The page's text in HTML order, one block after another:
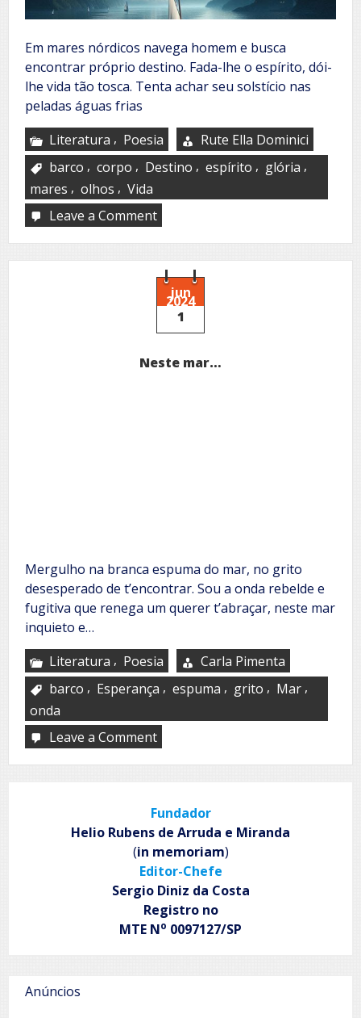
Em mares nórdicos navega homem e busca
encontrar próprio destino. Fada-lhe o espírito, dói-
lhe vida tão tosca. Tenta achar seu solstício nas
peladas águas frias
Literatura , Poesia
Rute Ella Dominici
barco , corpo , Destino , espírito , glória ,
mares , olhos , Vida
Leave a Commenton
nórdica
do
amor
jun
2024
1
Neste mar…
Mergulho na branca espuma do mar, no grito
desesperado de t’encontrar. Sou a onda rebelde e
fugitiva que renega um querer t’abraçar, neste mar
inquieto e…
Literatura , Poesia
Carla Pimenta
barco , Esperança , espuma , grito , Mar ,
onda
Leave a Commenton
mar…
Fundador
Helio Rubens de Arruda e Miranda
(in memoriam)
Editor-Chefe
Sergio Diniz da Costa
Registro no
MTE No 0097127/SP
Anúncios